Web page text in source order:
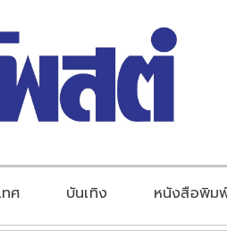
ทศ บันเทิง หนังสือพิม